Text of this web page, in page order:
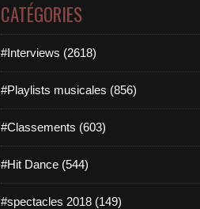
CATÉGORIES
#Interviews (2618)
#Playlists musicales (856)
#Classements (603)
#Hit Dance (544)
#spectacles 2018 (149)